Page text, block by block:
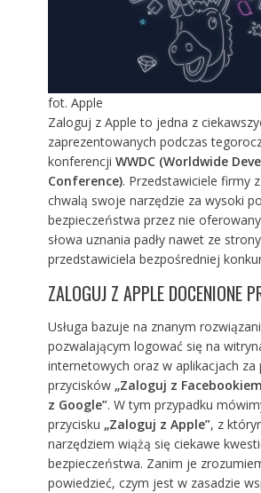
fot. Apple
Zaloguj z Apple to jedna z
zaprezentowanych podczas
konferencji WWDC (Worldwide
Conference). Przedstawiciele firmy
chwalą swoje narzędzie za wysoki
bezpieczeństwa przez nie
słowa uznania padły nawet ze strony
przedstawiciela bezpośredniej
ZALOGUJ Z APPLE DOCENIONE
Usługa bazuje na znanym
pozwalającym logować się na
internetowych oraz w aplikacjach za
przycisków „Zaloguj z
z Google”. W tym przypadku
przycisku „Zaloguj z Apple”, z
narzędziem wiążą się ciekawe
bezpieczeństwa. Zanim je
powiedzieć, czym jest w zasadzie